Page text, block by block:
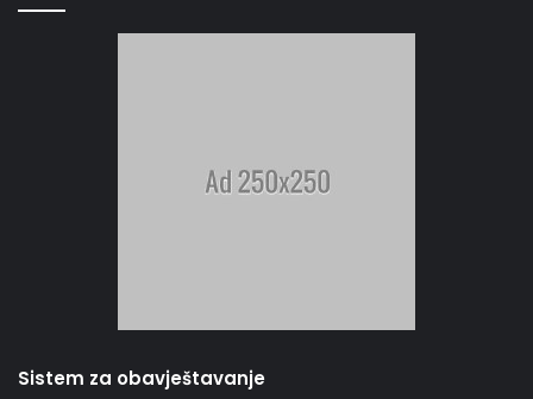
Sistem za obavještavanje